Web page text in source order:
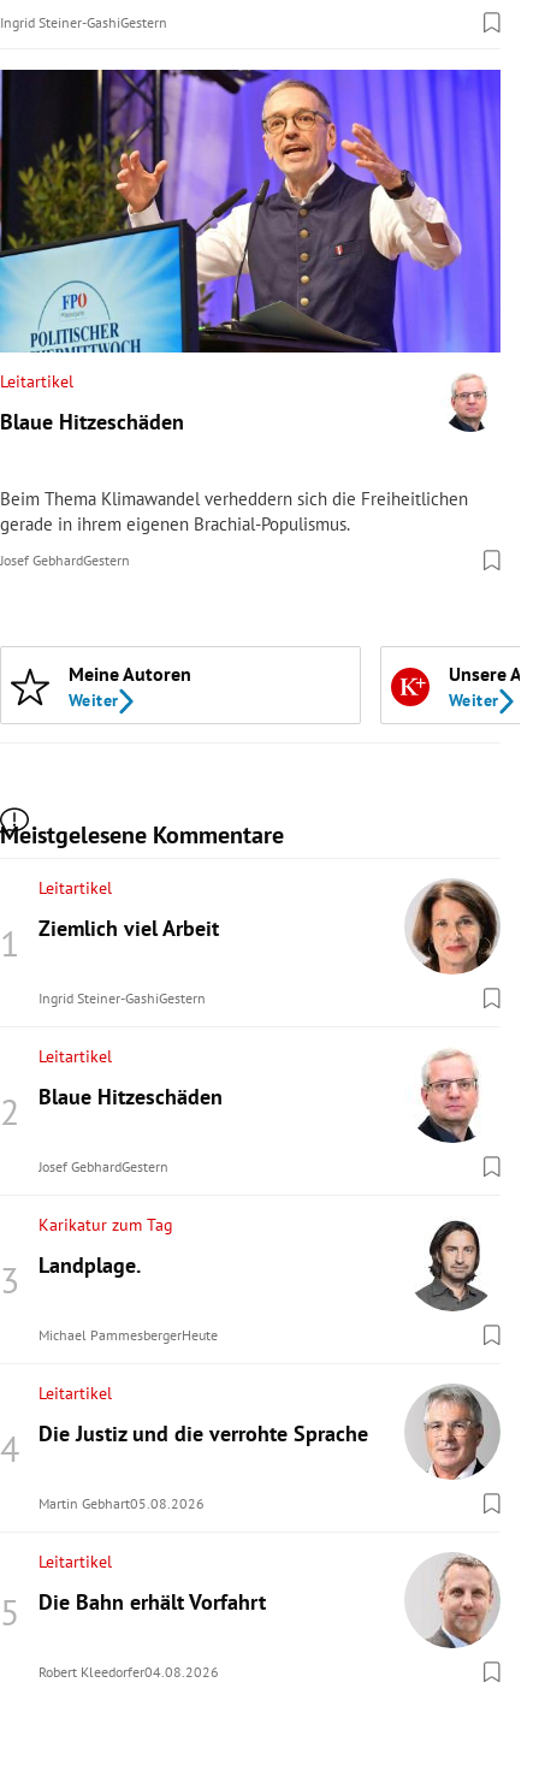
Ingrid Steiner-GashiGestern
Leitartikel
Blaue Hitzeschäden
Beim Thema Klimawandel verheddern sich die Freiheitlichen
gerade in ihrem eigenen Brachial-Populismus.
Josef GebhardGestern
Meine Autoren
Weiter
Unsere
Weiter
Meistgelesene Kommentare
Leitartikel
Ziemlich viel Arbeit
Ingrid Steiner-GashiGestern
Leitartikel
Blaue Hitzeschäden
Josef GebhardGestern
Karikatur zum Tag
Landplage.
Michael PammesbergerHeute
Leitartikel
Die Justiz und die verrohte Sprache
Martin Gebhart05.08.2026
Leitartikel
Die Bahn erhält Vorfahrt
Robert Kleedorfer04.08.2026